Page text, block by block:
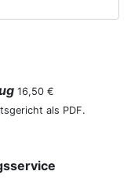
16,50 €
als PDF.